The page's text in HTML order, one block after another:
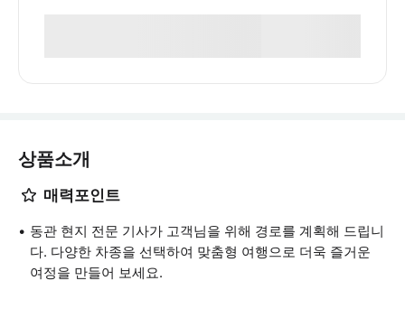
상품소개
매력포인트
동관 현지 전문 기사가 고객님을 위해 경로를 계획해 드립니
다. 다양한 차종을 선택하여 맞춤형 여행으로 더욱 즐거운
여정을 만들어 보세요.